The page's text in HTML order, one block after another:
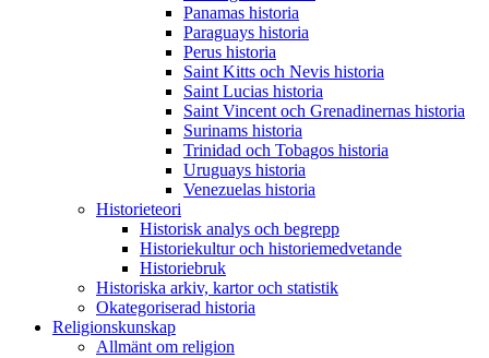
Panamas historia
Paraguays historia
Perus historia
Saint Kitts och Nevis historia
Saint Lucias historia
Saint Vincent och Grenadinernas historia
Surinams historia
Trinidad och Tobagos historia
Uruguays historia
Venezuelas historia
Historieteori
Historisk analys och begrepp
Historiekultur och historiemedvetande
Historiebruk
Historiska arkiv, kartor och statistik
Okategoriserad historia
Religionskunskap
Allmänt om religion